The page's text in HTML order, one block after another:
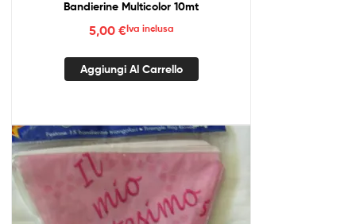
Bandierine Multicolor 10mt
5,00 €Iva inclusa
Aggiungi Al Carrello